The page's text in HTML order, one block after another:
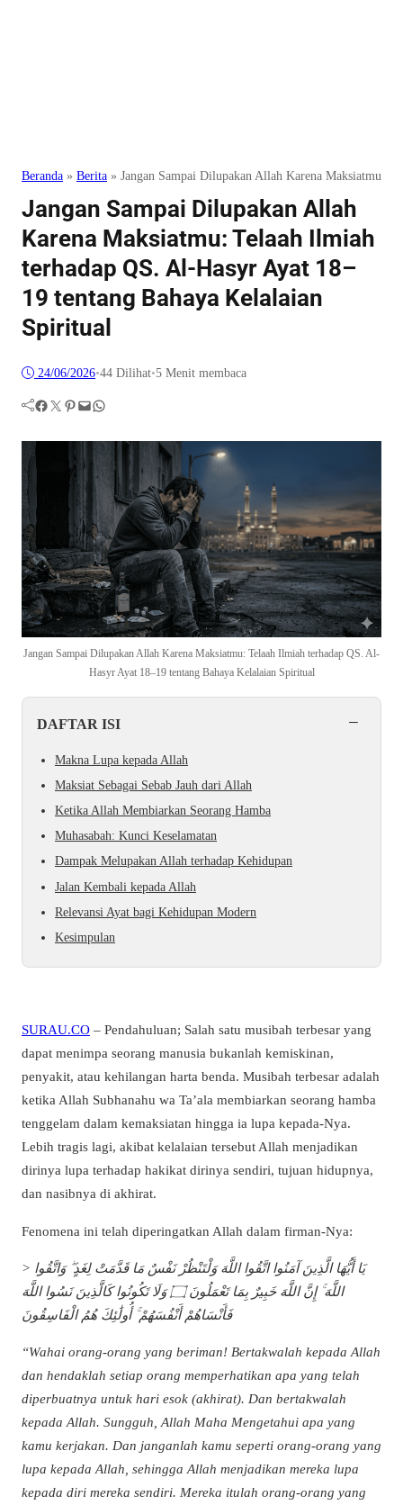
Beranda » Berita » Jangan Sampai Dilupakan Allah Karena Maksiatmu:
Jangan Sampai Dilupakan Allah
Karena Maksiatmu: Telaah Ilmiah
terhadap QS. Al-Hasyr Ayat 18–
19 tentang Bahaya Kelalaian
Spiritual
24/06/2026•44 Dilihat•5 Menit membaca
Facebook Twitter Pinterest Mail WhatsApp
Jangan Sampai Dilupakan Allah Karena Maksiatmu: Telaah Ilmiah terhadap QS. Al-
Hasyr Ayat 18–19 tentang Bahaya Kelalaian Spiritual
DAFTAR ISI −
Makna Lupa kepada Allah
Maksiat Sebagai Sebab Jauh dari Allah
Ketika Allah Membiarkan Seorang Hamba
Muhasabah: Kunci Keselamatan
Dampak Melupakan Allah terhadap Kehidupan
Jalan Kembali kepada Allah
Relevansi Ayat bagi Kehidupan Modern
Kesimpulan
SURAU.CO – Pendahuluan; Salah satu musibah terbesar yang
dapat menimpa seorang manusia bukanlah kemiskinan,
penyakit, atau kehilangan harta benda. Musibah terbesar adalah
ketika Allah Subhanahu wa Ta’ala membiarkan seorang hamba
tenggelam dalam kemaksiatan hingga ia lupa kepada-Nya.
Lebih tragis lagi, akibat kelalaian tersebut Allah menjadikan
dirinya lupa terhadap hakikat dirinya sendiri, tujuan hidupnya,
dan nasibnya di akhirat.
Fenomena ini telah diperingatkan Allah dalam firman-Nya:
> يَا أَيُّهَا الَّذِينَ آمَنُوا اتَّقُوا اللَّهَ وَلْتَنْظُرْ نَفْسٌ مَا قَدَّمَتْ لِغَدٍ ۖ وَاتَّقُوا
اللَّهَ ۚ إِنَّ اللَّهَ خَبِيرٌ بِمَا تَعْمَلُونَ ۝ وَلَا تَكُونُوا كَالَّذِينَ نَسُوا اللَّهَ
فَأَنْسَاهُمْ أَنْفُسَهُمْ ۚ أُولَٰئِكَ هُمُ الْفَاسِقُونَ
“Wahai orang-orang yang beriman! Bertakwalah kepada Allah
dan hendaklah setiap orang memperhatikan apa yang telah
diperbuatnya untuk hari esok (akhirat). Dan bertakwalah
kepada Allah. Sungguh, Allah Maha Mengetahui apa yang
kamu kerjakan. Dan janganlah kamu seperti orang-orang yang
lupa kepada Allah, sehingga Allah menjadikan mereka lupa
kepada diri mereka sendiri. Mereka itulah orang-orang yang